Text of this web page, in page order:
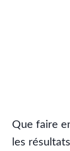
Que faire
les